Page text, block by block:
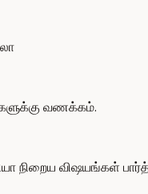
வணக்கம்.
நிறைய விஷயங்கள்